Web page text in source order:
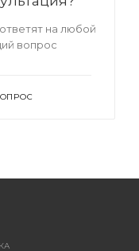
на любой
вопрос